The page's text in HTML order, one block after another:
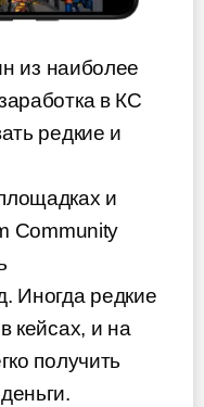
из наиболее
в КС
редкие и
и
Community
Иногда редкие
кейсах, и на
получить